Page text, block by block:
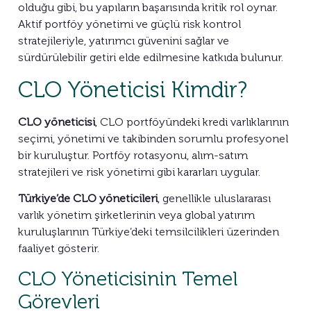
olduğu gibi, bu yapıların başarısında kritik rol oynar.
Aktif portföy yönetimi ve güçlü risk kontrol
stratejileriyle, yatırımcı güvenini sağlar ve
sürdürülebilir getiri elde edilmesine katkıda bulunur.
CLO Yöneticisi Kimdir?
CLO yöneticisi, CLO portföyündeki kredi varlıklarının
seçimi, yönetimi ve takibinden sorumlu profesyonel
bir kuruluştur. Portföy rotasyonu, alım-satım
stratejileri ve risk yönetimi gibi kararları uygular.
Türkiye’de CLO yöneticileri, genellikle uluslararası
varlık yönetim şirketlerinin veya global yatırım
kuruluşlarının Türkiye’deki temsilcilikleri üzerinden
faaliyet gösterir.
CLO Yöneticisinin Temel
Görevleri